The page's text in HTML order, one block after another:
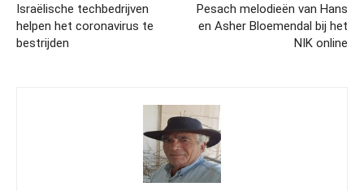
Israëlische techbedrijven
helpen het coronavirus te
bestrijden
Pesach melodieën van Hans
en Asher Bloemendal bij het
NIK online